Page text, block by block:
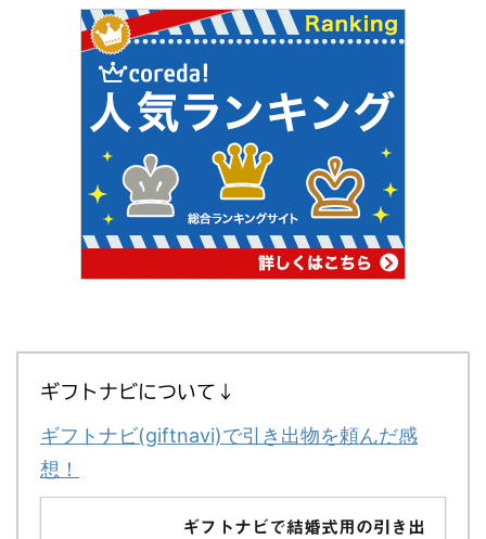
ギフトナビについて↓
ギフトナビ(giftnavi)で引き出物を頼んだ感
想！
ギフトナビで結婚式用の引き出